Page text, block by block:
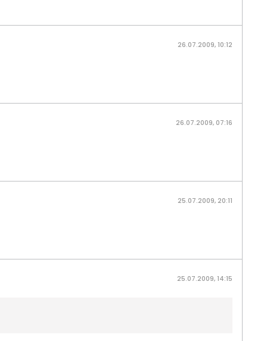
26.07.2009, 10:12
26.07.2009, 07:16
25.07.2009, 20:11
25.07.2009, 14:15